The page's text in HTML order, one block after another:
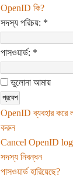
OpenID কি?
সদস্য পরিচয়: *
পাসওয়ার্ড: *
ভুলোনা আমায়
OpenID ব্যবহার করে
করুন
Cancel OpenID
সদস্য নিবন্ধন
পাসওয়ার্ড হারিয়েছে?